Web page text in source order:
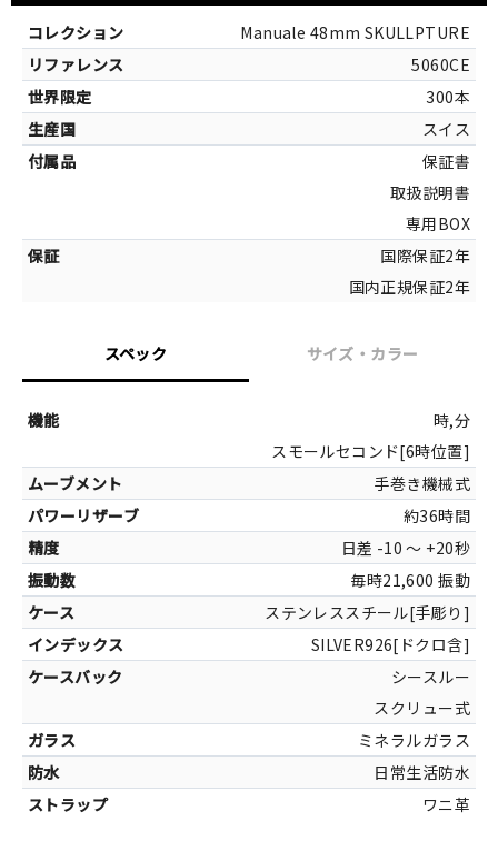
Manuale 48mm SKULLPTURE
5060CE
300本
スイス
保証書
取扱説明書
専用BOX
国際保証2年
国内正規保証2年
スペック
時,分
スモールセコンド[6時位置]
手巻き機械式
約36時間
日差 -10 ～ +20秒
毎時21,600 振動
ステンレススチール[手彫り]
SILVER926[ドクロ含]
シースルー
スクリュー式
ミネラルガラス
日常生活防水
ワニ革
サイズ・カラー
カラー
シルバー[ステ